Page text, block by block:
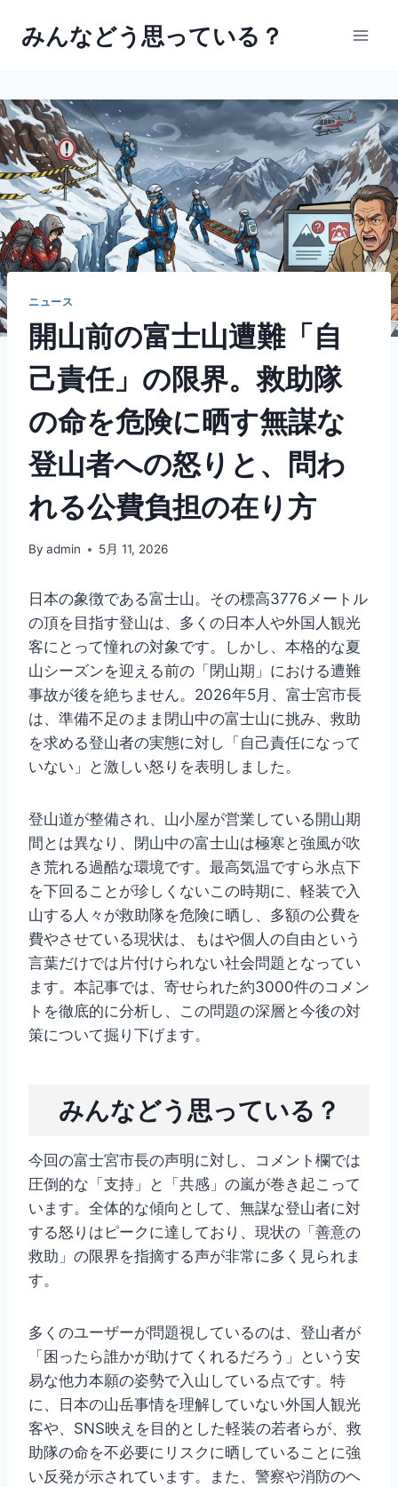
キ
ッ
プ
みんなどう思っている？
ニュース
開山前の富士山遭難「自
己責任」の限界。救助隊
の命を危険に晒す無謀な
登山者への怒りと、問わ
れる公費負担の在り方
By admin 5月 11, 2026
日本の象徴である富士山。その標高3776メートル
の頂を目指す登山は、多くの日本人や外国人観光
客にとって憧れの対象です。しかし、本格的な夏
山シーズンを迎える前の「閉山期」における遭難
事故が後を絶ちません。2026年5月、富士宮市長
は、準備不足のまま閉山中の富士山に挑み、救助
を求める登山者の実態に対し「自己責任になって
いない」と激しい怒りを表明しました。
登山道が整備され、山小屋が営業している開山期
間とは異なり、閉山中の富士山は極寒と強風が吹
き荒れる過酷な環境です。最高気温ですら氷点下
を下回ることが珍しくないこの時期に、軽装で入
山する人々が救助隊を危険に晒し、多額の公費を
費やさせている現状は、もはや個人の自由という
言葉だけでは片付けられない社会問題となってい
ます。本記事では、寄せられた約3000件のコメン
トを徹底的に分析し、この問題の深層と今後の対
策について掘り下げます。
みんなどう思っている？
今回の富士宮市長の声明に対し、コメント欄では
圧倒的な「支持」と「共感」の嵐が巻き起こって
います。全体的な傾向として、無謀な登山者に対
する怒りはピークに達しており、現状の「善意の
救助」の限界を指摘する声が非常に多く見られま
す。
多くのユーザーが問題視しているのは、登山者が
「困ったら誰かが助けてくれるだろう」という安
易な他力本願の姿勢で入山している点です。特
に、日本の山岳事情を理解していない外国人観光
客や、SNS映えを目的とした軽装の若者らが、救
助隊の命を不必要にリスクに晒していることに強
い反発が示されています。また、警察や消防のヘ